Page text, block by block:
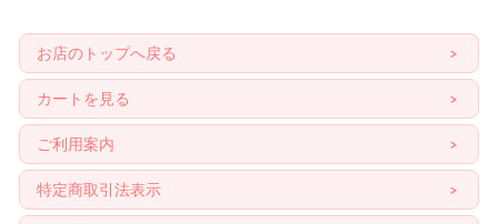
お店のトップへ戻る
カートを見る
ご利用案内
特定商取引法表示